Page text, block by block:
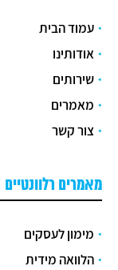
עמוד הבית
אודותינו
שירותים
מאמרים
צור קשר
מאמרים רלוונטיים
מימון לעסקים
הלוואה מידית